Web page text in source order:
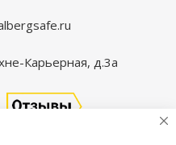
Карьерная, д.3а